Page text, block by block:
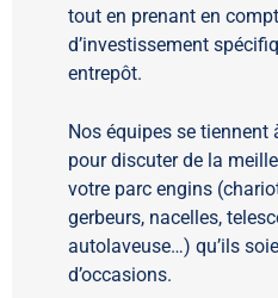
tout en prenant en
d’investissement
entrepôt.
Nos équipes se
pour discuter de la
votre parc engins
gerbeurs, nacelles,
autolaveuse…) qu’ils
d’occasions.